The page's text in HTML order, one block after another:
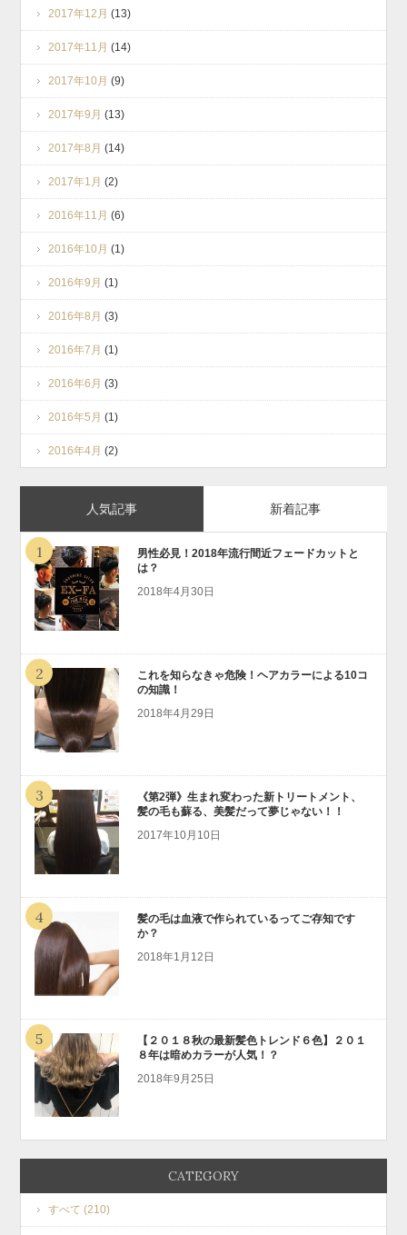
2017年12月 (13)
2017年11月 (14)
2017年10月 (9)
2017年9月 (13)
2017年8月 (14)
2017年1月 (2)
2016年11月 (6)
2016年10月 (1)
2016年9月 (1)
2016年8月 (3)
2016年7月 (1)
2016年6月 (3)
2016年5月 (1)
2016年4月 (2)
人気記事 新着記事
1
男性必見！2018年流行間近フェードカットと
は？
2018年4月30日
2
これを知らなきゃ危険！ヘアカラーによる10コ
の知識！
2018年4月29日
3
《第2弾》生まれ変わった新トリートメント、
髪の毛も蘇る、美髪だって夢じゃない！！
2017年10月10日
4
髪の毛は血液で作られているってご存知です
か？
2018年1月12日
5
【２０１８秋の最新髪色トレンド６色】２０１
８年は暗めカラーが人気！？
2018年9月25日
CATEGORY
すべて (210)